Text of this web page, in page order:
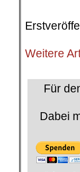
Weitere
Für
Dabei